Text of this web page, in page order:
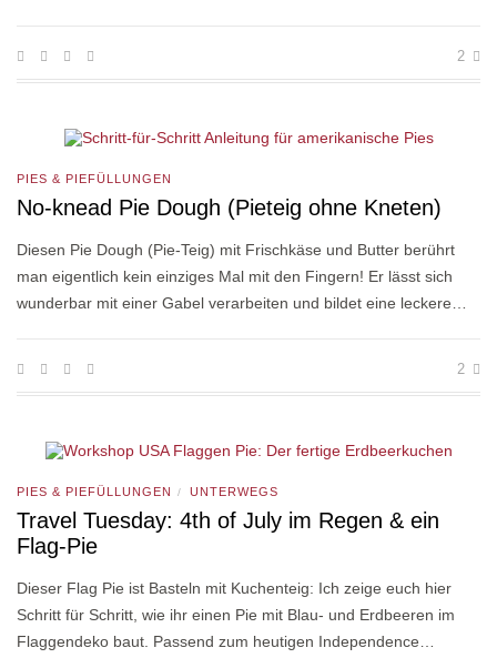
2
PIES & PIEFÜLLUNGEN
No-knead Pie Dough (Pieteig ohne Kneten)
Diesen Pie Dough (Pie-Teig) mit Frischkäse und Butter berührt
man eigentlich kein einziges Mal mit den Fingern! Er lässt sich
wunderbar mit einer Gabel verarbeiten und bildet eine leckere…
2
PIES & PIEFÜLLUNGEN / UNTERWEGS
Travel Tuesday: 4th of July im Regen & ein
Flag-Pie
Dieser Flag Pie ist Basteln mit Kuchenteig: Ich zeige euch hier
Schritt für Schritt, wie ihr einen Pie mit Blau- und Erdbeeren im
Flaggendeko baut. Passend zum heutigen Independence…